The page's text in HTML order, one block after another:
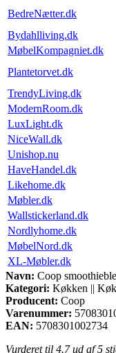
BedreNætter.dk
Bydahlliving.dk
MøbelKompagniet.dk
Plantetorvet.dk
TrendyLiving.dk
ModernRoom.dk
LuxLight.dk
NiceWall.dk
Unishop.nu
HaveHandel.dk
Likehome.dk
Møbler.dk
Wallstickerland.dk
Nordlyhome.dk
MøbelNord.dk
XL-Møbler.dk
Navn: Coop
Kategori: Køkken ||
Producent: Coop
Varenummer:
EAN: 5708301002734
Vurderet til 4.7ud af 5